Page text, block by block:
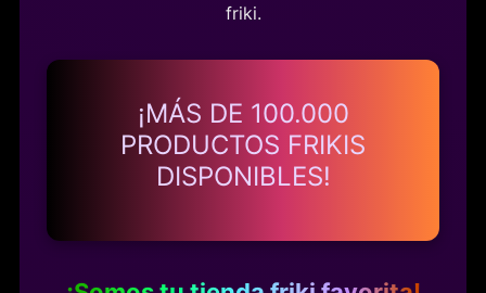
friki.
¡MÁS DE 100.000
PRODUCTOS FRIKIS
DISPONIBLES!